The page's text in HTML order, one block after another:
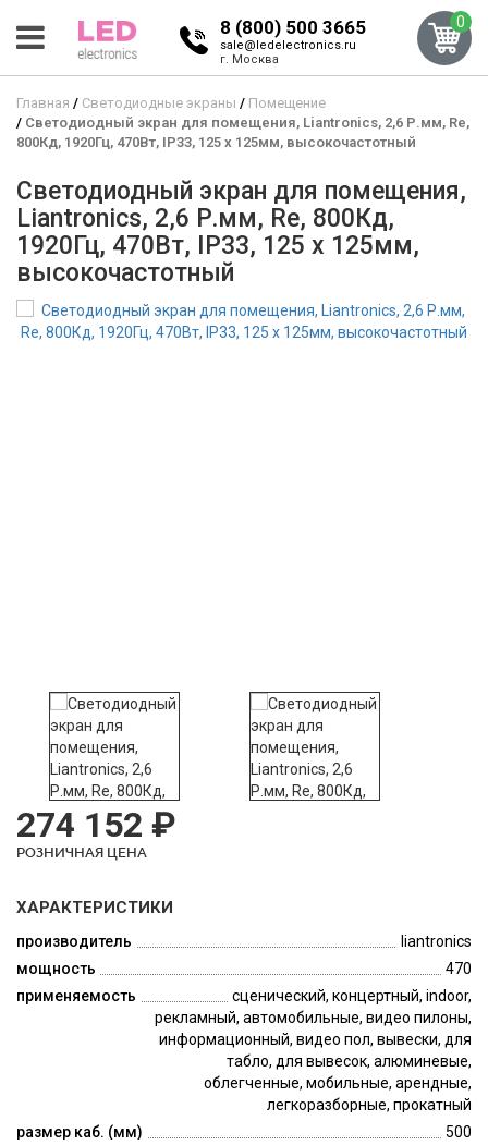
8 (800) 500 3665
sale@ledelectronics.ru
г. Москва
0
Главная Светодиодные экраны
Помещение
Светодиодный экран для помещения, Liantronics, 2,6 Р.мм, Re,
800Кд, 1920Гц, 470Вт, IP33, 125 x 125мм, высокочастотный
Светодиодный экран для помещения,
Liantronics, 2,6 Р.мм, Re, 800Кд,
1920Гц, 470Вт, IP33, 125 x 125мм,
высокочастотный
274 152 ₽
РОЗНИЧНАЯ ЦЕНА
ХАРАКТЕРИСТИКИ
производитель
liantronics
мощность
470
применяемость
сценический, концертный, indoor,
рекламный, автомобильные, видео пилоны,
информационный, видео пол, вывески, для
табло, для вывесок, алюминевые,
облегченные, мобильные, арендные,
легкоразборные, прокатный
размер каб. (мм)
500